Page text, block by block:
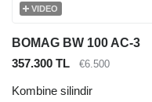
VIDEO
BOMAG BW 100 AC-3
357.300 TL
€6.500
Kombine silindir